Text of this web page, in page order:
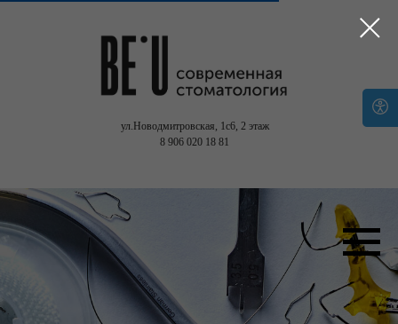
ул.Новодмитровская, 1с6, 2 этаж
8 906 020 18 81